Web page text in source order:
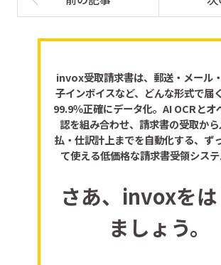
invox受取請求書は、郵送・メール
子インボイスなど、どんな形式で届
99.9％正確にデータ化。AI OCRとオ
認を組み合わせ、請求書の受取か
払・仕訳計上までを自動化する、ず
て使える低価格な請求書受領システ
さあ、invoxを
ましょう。